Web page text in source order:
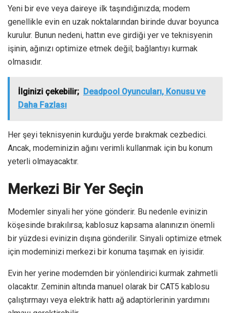
Yeni bir eve veya daireye ilk taşındığınızda; modem
genellikle evin en uzak noktalarından birinde duvar boyunca
kurulur. Bunun nedeni, hattın eve girdiği yer ve teknisyenin
işinin, ağınızı optimize etmek değil; bağlantıyı kurmak
olmasıdır.
İlginizi çekebilir; Deadpool Oyuncuları, Konusu ve
Daha Fazlası
Her şeyi teknisyenin kurduğu yerde bırakmak cezbedici.
Ancak, modeminizin ağını verimli kullanmak için bu konum
yeterli olmayacaktır.
Merkezi Bir Yer Seçin
Modemler sinyali her yöne gönderir. Bu nedenle evinizin
köşesinde bırakılırsa; kablosuz kapsama alanınızın önemli
bir yüzdesi evinizin dışına gönderilir. Sinyali optimize etmek
için modeminizi merkezi bir konuma taşımak en iyisidir.
Evin her yerine modemden bir yönlendirici kurmak zahmetli
olacaktır. Zeminin altında manuel olarak bir CAT5 kablosu
çalıştırmayı veya elektrik hattı ağ adaptörlerinin yardımını